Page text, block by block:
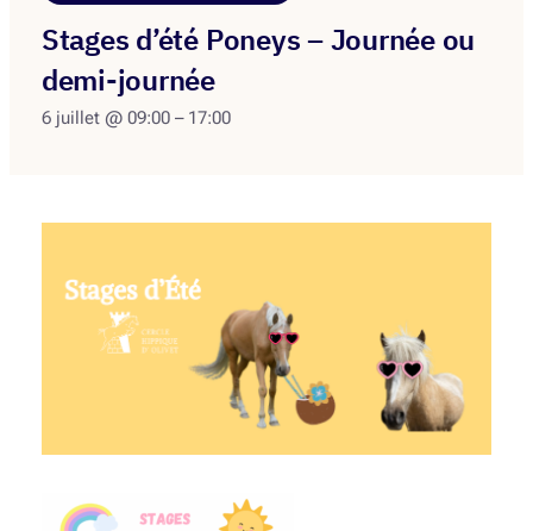
Stages d’été Poneys – Journée ou
demi-journée
6 juillet @ 09:00– 17:00